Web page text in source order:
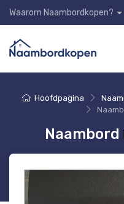
Waarom Naambordkopen?
Hoofdpagina